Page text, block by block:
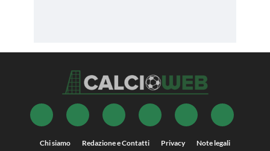
Chi siamo Redazione e Contatti Privacy Note legali